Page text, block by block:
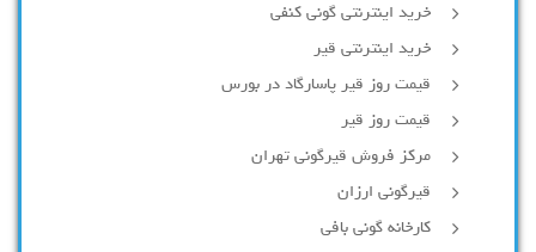
خرید اینترنتی گونی کنفی
خرید اینترنتی قیر
قیمت روز قیر پاسارگاد در بورس
قیمت روز قیر
مرکز فروش قیرگونی تهران
قیرگونی ارزان
کارخانه گونی بافی